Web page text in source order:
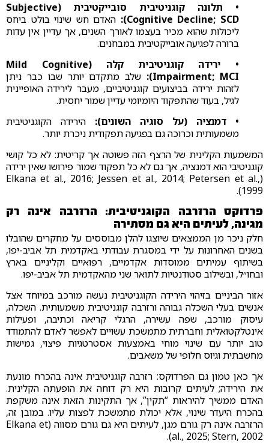
• תלונה קוגניטיבית סובייקטיבית (Subjective
Cognitive Decline; SCD):
האדם חש שינוי בולט ביחס
ליכולות שהוא מכיר בעצמו לאורך השנים, אך עדיין אין עדות
ברורה לפגיעה אובייקטיבית במבחנים.
• ירידה קוגניטיבית קלה (Mild Cognitive
Impairment; MCI):
שלב מתקדם יותר שבו כבר ניתן
לזהות ירידה בביצועים קוגניטיביים, מעבר לירידה האופיינית
לגיל, בעוד שהתפקוד היומיומי עדיין שמור יחסית.
• דמנציה (על סוגיה השונים): הירידה הקוגניטיבית
משמעותית וכרוכה גם בפגיעה תפקודית ניכרת יותר.
המשמעות הקלינית של הרצף הזה פשוטה אך קריטית: לא כל קושי
קוגניטיבי הוא דמנציה, אך גם לא כל תפקוד שמור פירושו שאין ירידה
(Elkana et al., 2016; Jessen et al., 2014; Petersen et al.,
1999).
פרדוקס הרזרבה הקוגניטיבית: הרזרבה אינה רק
מגינה, לעיתים היא גם מסתירה
חלק ניכר מן הממצאים שיוצגו להלן מבוססים על מחקרים שהובלו
בשנים האחרונות על ידי במסגרת עבודתי באקדמית תל אביב-יפו,
בשיתוף עמיתים ממוסדות אקדמיים, רפואיים וקליניים בארץ
ובחו״ל, ובשילוב סטודנטיות לתואר שני מהאקדמית תל אביב-יפו.
אזור הביניים בזיהוי הירידה הקוגניטיבית נעשה מורכב במיוחד אצל
אנשים בעלי השכלה גבוהה ורזרבה קוגניטיבית משמעותית. השכלה,
עיסוק מורכב, שפה עשירה, הרגלי קריאה וכתיבה, ופעילות
אינטלקטואלית וחברתית מתמשכת עשויים לאפשר לאדם להתמודד
טוב יותר עם שינוי מוחי באמצעות אסטרטגיות פיצוי, גמישות
מחשבתית וגיוס חלופי של משאבים.
אך כאן טמון גם הפרדוקס: רזרבה קוגניטיבית אינה בהכרח מונעת
את הירידה; לעיתים קרובות היא רק דוחה את הופעתה הקלינית.
האדם ממשיך להיראות “תקין”, אך התקינות הזאת אינה משקפת
בהכרח היעדר שינוי, אלא יכולת מתמשכת לפצות עליו. במובן זה,
הרזרבה אינה רק גורם מגן, לעיתים היא גם גורם מסווה (Elkana et
al., 2025; Stern, 2002).